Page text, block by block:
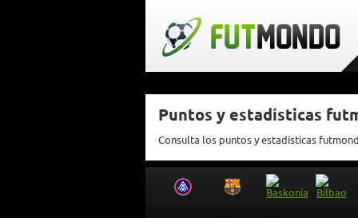
Puntos y estadísticas
Consulta los puntos y estadísticas